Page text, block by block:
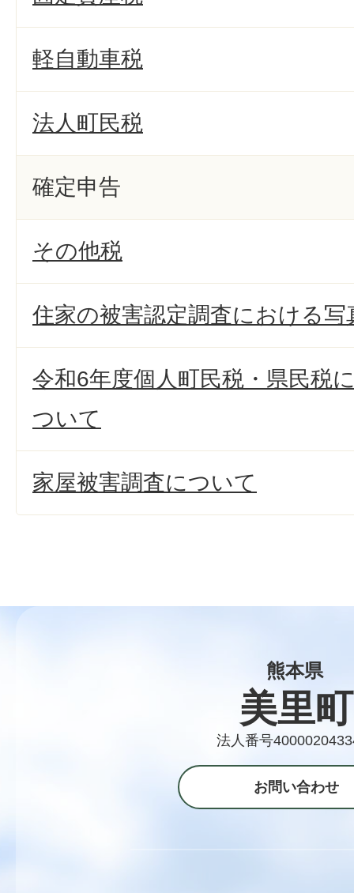
軽自動車税
法人町民税
確定申告
その他税
住家の被害認定調査における
令和6年度個人町民税・県民税
ついて
家屋被害調査について
熊本県
美里町
法人番号
お問い合わせ